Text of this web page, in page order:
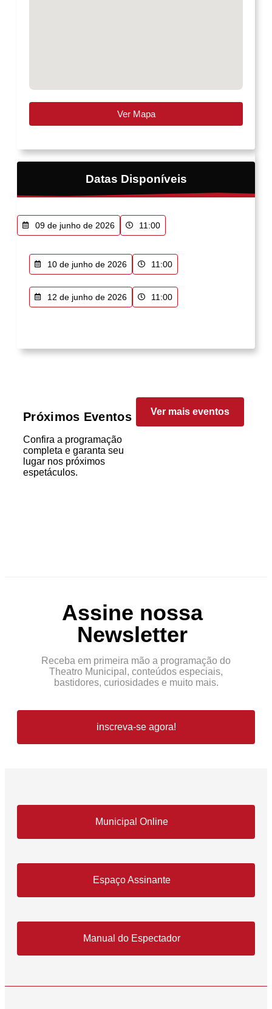
Ver Mapa
Datas Disponíveis
09 de junho de 2026 11:00
10 de junho de 2026 11:00
12 de junho de 2026 11:00
Próximos Eventos
Confira a programação
completa e garanta seu
lugar nos próximos
espetáculos.
Ver mais eventos
Assine nossa
Newsletter
Receba em primeira mão a programação do
Theatro Municipal, conteúdos especiais,
bastidores, curiosidades e muito mais.
inscreva-se agora!
Municipal Online
Espaço Assinante
Manual do Espectador